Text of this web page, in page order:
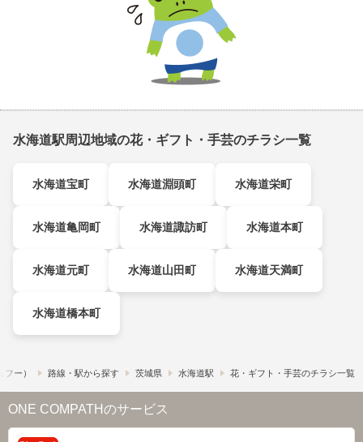
水海道駅周辺地域の花・ギフト・手芸のチラシ一覧
水海道宝町 水海道淵頭町 水海道栄町
水海道亀岡町 水海道諏訪町 水海道本町
水海道元町 水海道山田町 水海道天満町
水海道橋本町
ー） 路線・駅から探す 茨城県 水海道駅 花・ギフト・手芸のチラシ一覧
ONE COMPATHのサービス